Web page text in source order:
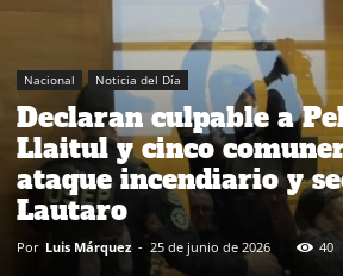
Nacional Noticia del Día
Declaran culpable a
Llaitul y cinco
ataque incendiario y
Lautaro
Por Luis Márquez - 25 de junio de 2026 40